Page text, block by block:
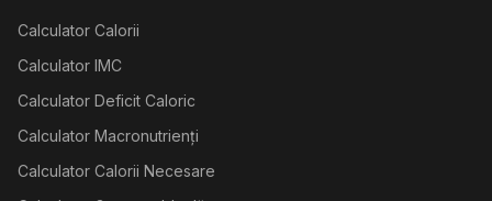
Calculator Calorii
Calculator IMC
Calculator Deficit Caloric
Calculator Macronutrienți
Calculator Calorii Necesare